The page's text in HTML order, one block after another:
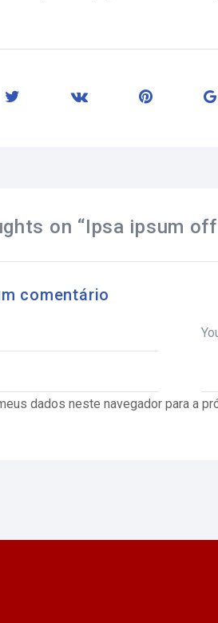
on “Ipsa ipsum
comentário
dados neste navegador para a